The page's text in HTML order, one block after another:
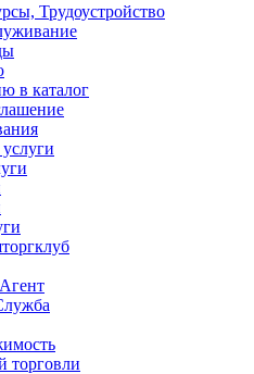
Трудоустройство
в каталог
торговли